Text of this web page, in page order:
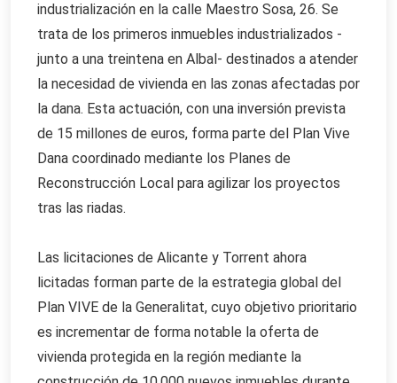
industrialización en la calle Maestro Sosa, 26. Se
trata de los primeros inmuebles industrializados -
junto a una treintena en Albal- destinados a atender
la necesidad de vivienda en las zonas afectadas por
la dana. Esta actuación, con una inversión prevista
de 15 millones de euros, forma parte del Plan Vive
Dana coordinado mediante los Planes de
Reconstrucción Local para agilizar los proyectos
tras las riadas.
Las licitaciones de Alicante y Torrent ahora
licitadas forman parte de la estrategia global del
Plan VIVE de la Generalitat, cuyo objetivo prioritario
es incrementar de forma notable la oferta de
vivienda protegida en la región mediante la